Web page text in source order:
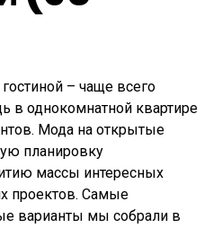
– чаще всего
в однокомнатной квартире
Мода на открытые
планировку
массы интересных
проектов. Самые
варианты мы собрали в